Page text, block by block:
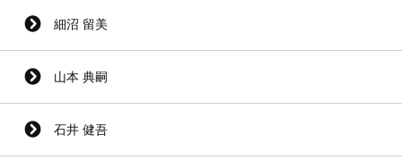
細沼 留美
山本 典嗣
石井 健吾